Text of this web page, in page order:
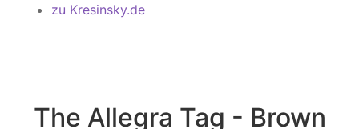
zu Kresinsky.de
The Allegra Tag - Brown